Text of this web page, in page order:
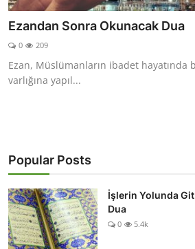
NAMAZ
DUALAR
KİMDİR?
KISSADAN HİSSE
DİNİ BİLGİLER
Ezandan Sonra Okunacak Dua
0 209
Ezan, Müslümanların ibadet hayatında
varlığına yapıl...
Popular Posts
İşlerin Yolunda
Dua
0 5.4k